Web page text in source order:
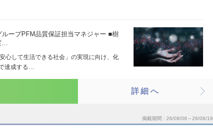
ループPFM品質保証担当マネジャー ■樹
…
心して生活できる社会」の実現に向け、化
達成する…
詳細へ
掲載期間 26/08/06～26/08/19